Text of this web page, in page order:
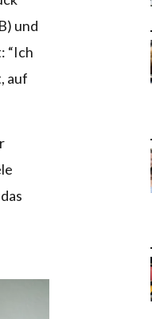
und
“Ich
auf